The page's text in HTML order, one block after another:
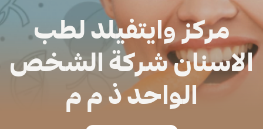
مركز وايتفيلد لطب
شركة الشخص
الواحد ذ م م